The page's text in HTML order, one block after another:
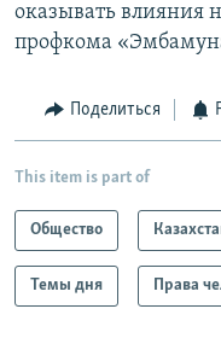
оказывать влияния
профкома
Поделиться
This item is part of
Общество
Темы дня Права